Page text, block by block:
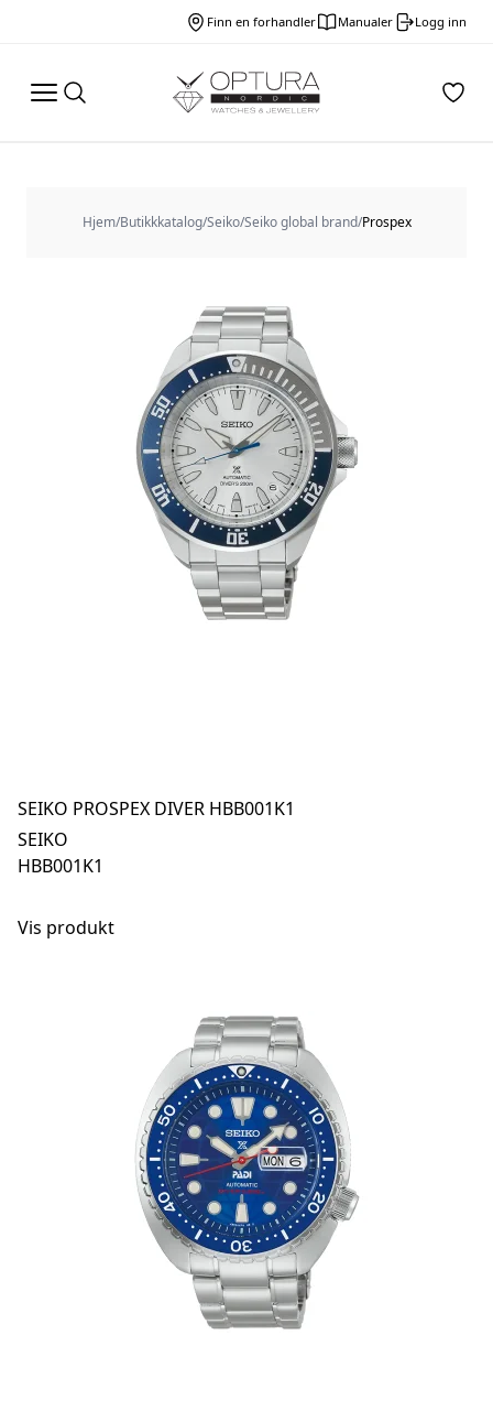
Finn en forhandler Manualer Logg inn
Hjem/Butikkkatalog/Seiko/Seiko global brand/Prospex
SEIKO PROSPEX DIVER HBB001K1
SEIKO
HBB001K1
Vis produkt